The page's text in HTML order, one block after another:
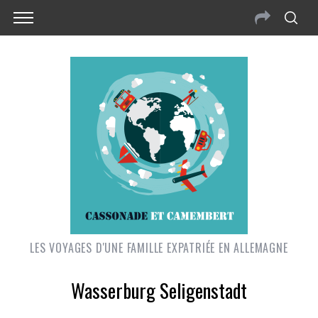
LES VOYAGES D'UNE FAMILLE EXPATRIÉE EN ALLEMAGNE
Wasserburg Seligenstadt